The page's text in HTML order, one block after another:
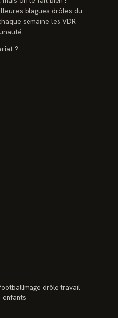
blagues drôles du
semaine les VDR
?
Image drôle travail
enfants